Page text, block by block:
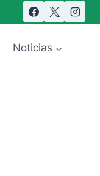
Noticias